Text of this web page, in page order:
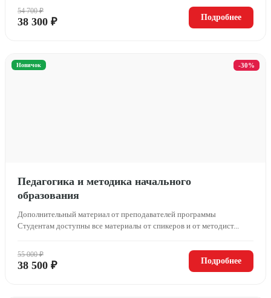
54 700 ₽
38 300 ₽ Подробнее
-30%
Новичок
Педагогика и методика начального
образования
Дополнительный материал от преподавателей программы
Студентам доступны все материалы от спикеров и от методист...
55 000 ₽
38 500 ₽ Подробнее